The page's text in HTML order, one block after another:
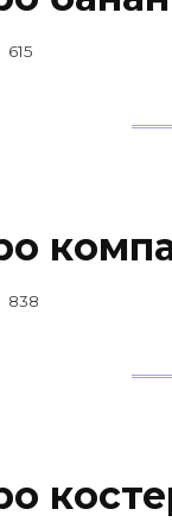
615
838